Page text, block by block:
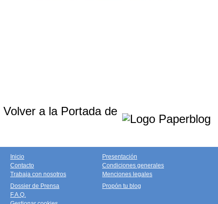
Volver a la Portada de
Inicio
Contacto
Trabaja con nosotros
Presentación
Condiciones generales
Menciones legales
Dossier de Prensa
F.A.Q.
Propón tu blog